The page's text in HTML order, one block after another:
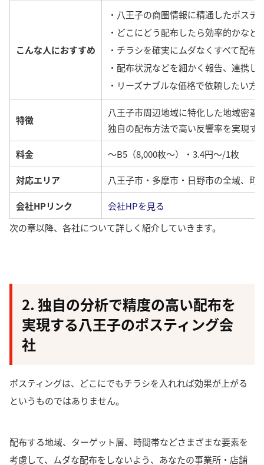
こんな人におすすめ
・八王子の商圏情報に精通したポス
・どこにどう配布したら効率的かなど
・チラシを確実にムダなくすべて配布
・配布状況などを細かく報告、連携し
・リーズナブルな価格で依頼したい方
特徴
八王子市周辺地域に特化した地域密着
独自の配布方法で高い反響率を実現す
料金 〜B5（8,000枚〜）・3.4円～/1枚
対応エリア 八王子市・多摩市・日野市の全域、町
会社HPリンク
会社HPを見る
次の章以降、各社について詳しく紹介していきます。
2. 独自の分析で精度の高い配布を
実現する八王子のポスティング会
社
ポスティングは、どこにでもチラシを入れれば効果が上がる
というものではありません。
配布する地域、ターゲット層、時間帯などさまざまな要素を
考慮して、ムダな配布をしないよう、あなたの事業所・店舗